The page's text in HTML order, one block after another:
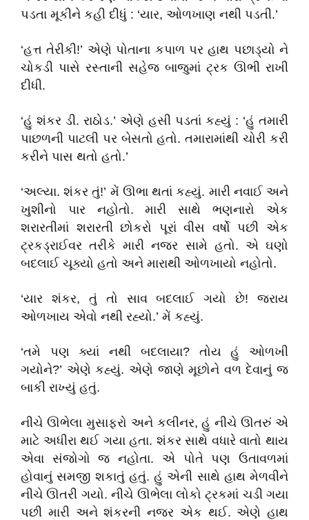
પડતા મૂકીને કહી દીધું : ‘યાર, ઓળખાણ નથી પડતી.’
‘હત્ત તેરીકી!’ એણે પોતાના કપાળ પર હાથ પછાડ્યો ને
ચોકડી પાસે રસ્તાની સહેજ બાજુમાં ટ્રક ઊભી રાખી
દીધી.
‘હું શંકર ડી. રાઠોડ.’ એણે હસી પડતાં કહ્યું : ‘હું તમારી
પાછળની પાટલી પર બેસતો હતો. તમારામાંથી ચોરી કરી
કરીને પાસ થતો હતો.’
‘અલ્યા. શંકર તું!’ મેં ઊભા થતાં કહ્યું. મારી નવાઈ અને
ખુશીનો પાર નહોતો. મારી સાથે ભણનારો એક
શરારતીમાં શરારતી છોકરો પૂરાં વીસ વર્ષો પછી એક
ટ્રકડ્રાઈવર તરીકે મારી નજર સામે હતો. એ ઘણો
બદલાઈ ચૂક્યો હતો અને મારાથી ઓળખાયો નહોતો.
‘યાર શંકર, તું તો સાવ બદલાઈ ગયો છે! જરાય
ઓળખાય એવો નથી રહ્યો.’ મેં કહ્યું.
‘તમે પણ ક્યાં નથી બદલાયા? તોય હું ઓળખી
ગયોને?’ એણે કહ્યું. એણે જાણે મૂછોને વળ દેવાનું જ
બાકી રાખ્યું હતું.
નીચે ઊભેલા મુસાફરો અને કલીનર, હું નીચે ઊતરું એ
માટે અધીરા થઈ ગયા હતા. શંકર સાથે વધારે વાતો થાય
એવા સંજોગો જ નહોતા. એ પોતે પણ ઉતાવળમાં
હોવાનું સમજી શકાતું હતું. હું એની સાથે હાથ મેળવીને
નીચે ઊતરી ગયો. નીચે ઊભેલા લોકો ટ્રકમાં ચડી ગયા
પછી મારી અને શંકરની નજર એક થઈ. એણે હાથ